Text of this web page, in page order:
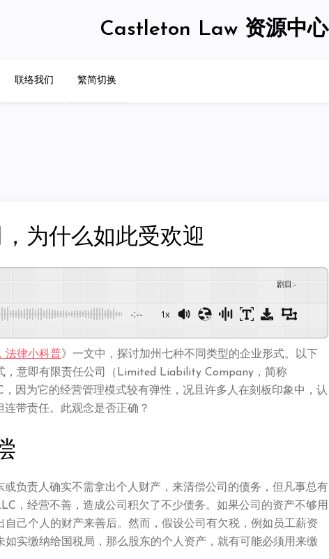
Castleton Law 资源中心
联络我们 繁简切换
为什么如此受欢迎
剧目 :-
-:-- 1x
法律小科普》一文中， 探讨加州七种不同类型的企业形式。以下
，意即有限责任公司（Limited Liability Company，简称
因为它的经营管理模式较有弹性，况且许多人在刻板印象中， 认
带责任。
此观念是否正确？
或负责人确实不需拿出个人财产，来清偿公司的债务， 但凡事总有
，经营不善， 造成公司积欠了不少债务。如果公司的资产不够用
己个人的财产来善后。然而， 假设公司有欠税，例如员工薪资
如实缴纳给国税局，那么股东的个人资产， 就有可能必须用来缴